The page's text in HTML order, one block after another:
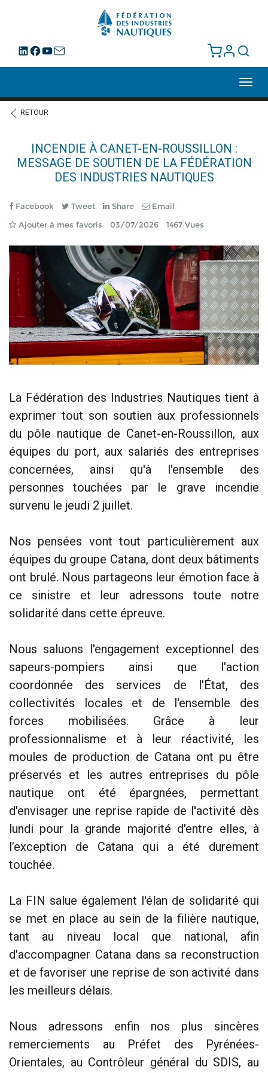
RETOUR
INCENDIE À CANET-EN-ROUSSILLON :
MESSAGE DE SOUTIEN DE LA FÉDÉRATION
DES INDUSTRIES NAUTIQUES
Facebook Tweet Share
Email
Ajouter à mes favoris
03/07/2026 1467 Vues
La Fédération des Industries Nautiques tient à
exprimer tout son soutien aux professionnels
du pôle nautique de Canet-en-Roussillon, aux
équipes du port, aux salariés des entreprises
concernées, ainsi qu'à l'ensemble des
personnes touchées par le grave incendie
survenu le jeudi 2 juillet.
Nos pensées vont tout particulièrement aux
équipes du groupe Catana, dont deux bâtiments
ont brulé. Nous partageons leur émotion face à
ce sinistre et leur adressons toute notre
solidarité dans cette épreuve.
Nous saluons l'engagement exceptionnel des
sapeurs-pompiers ainsi que l'action
coordonnée des services de l'État, des
collectivités locales et de l'ensemble des
forces mobilisées. Grâce à leur
professionnalisme et à leur réactivité, les
moules de production de Catana ont pu être
préservés et les autres entreprises du pôle
nautique ont été épargnées, permettant
d'envisager une reprise rapide de l'activité dès
lundi pour la grande majorité d'entre elles, à
l’exception de Catana qui a été durement
touchée.
La FIN salue également l'élan de solidarité qui
se met en place au sein de la filière nautique,
tant au niveau local que national, afin
d'accompagner Catana dans sa reconstruction
et de favoriser une reprise de son activité dans
les meilleurs délais.
Nous adressons enfin nos plus sincères
remerciements au Préfet des Pyrénées-
Orientales, au Contrôleur général du SDIS, au